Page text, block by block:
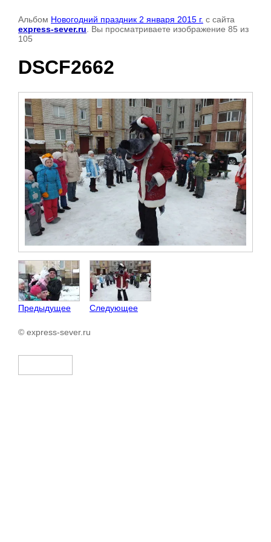
Альбом Новогодний праздник 2 января 2015 г. с сайта
express-sever.ru . Вы просматриваете изображение 85 из
105
DSCF2662
Предыдущее Следующее
© express-sever.ru